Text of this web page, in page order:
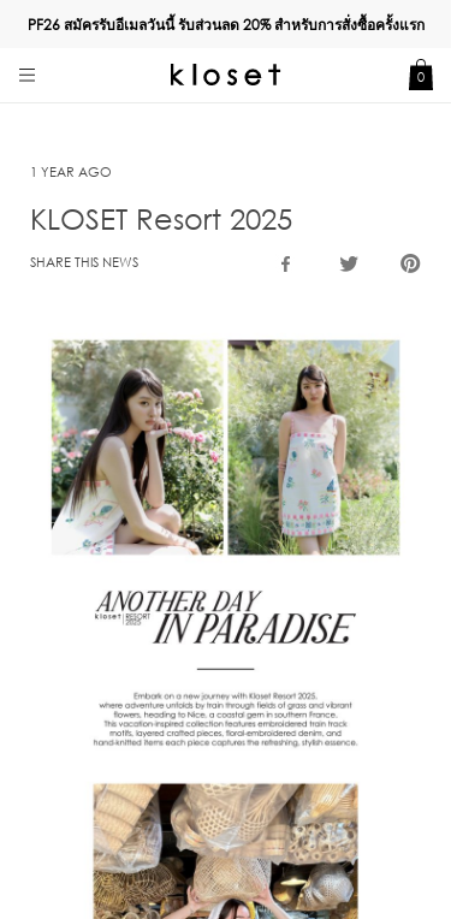
PF26 สมัครรับอีเมลวันนี้ รับส่วนลด20%สำหรับการสั่งซื้อครั้งแรก
0
1 YEAR AGO
KLOSET Resort 2025
SHARE THIS NEWS